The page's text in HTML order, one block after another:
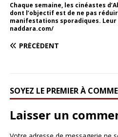
Chaque semaine, les cinéastes
dont l’objectif est de ne pas
manifestations sporadiques.
naddara.com/
PRÉCÉDENT
SOYEZ LE PREMIER À
Laisser un